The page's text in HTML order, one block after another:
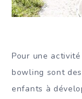
Pour une
bowling sont
enfants à